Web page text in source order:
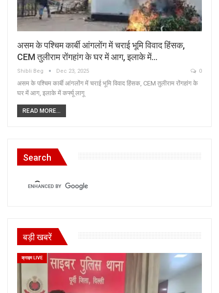
असम के पश्चिम कार्बी आंगलोंग में चराई भूमि विवाद हिंसक,
CEM तुलीराम रोंगहांग के घर में आग, इलाके में…
Shibli Beg Dec 23, 2025 0
असम के पश्चिम कार्बी आंगलोंग में चराई भूमि विवाद हिंसक, CEM तुलीराम रोंगहांग के
घर में आग, इलाके में कर्फ्यू लागू
READ MORE...
Search
बड़ी खबरें
क्राइम LIVE